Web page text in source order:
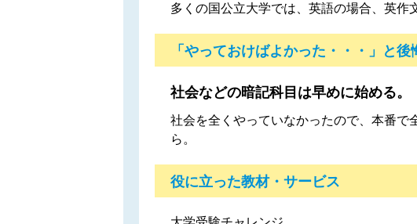
多くの国公立大学では、英語の場合、英作
「やっておけばよかった・・・」と後
社会などの暗記科目は早めに始める。
社会を全くやっていなかったので、本番で
ら。
役に立った教材・サービス